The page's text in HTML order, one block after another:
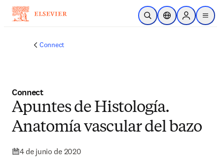
Saltar al contenido principal
Abrir búsqueda
Selector deSign in to
menu
Connect
Connect
Apuntes de Histología.
Anatomía vascular del bazo
4 de junio de 2020